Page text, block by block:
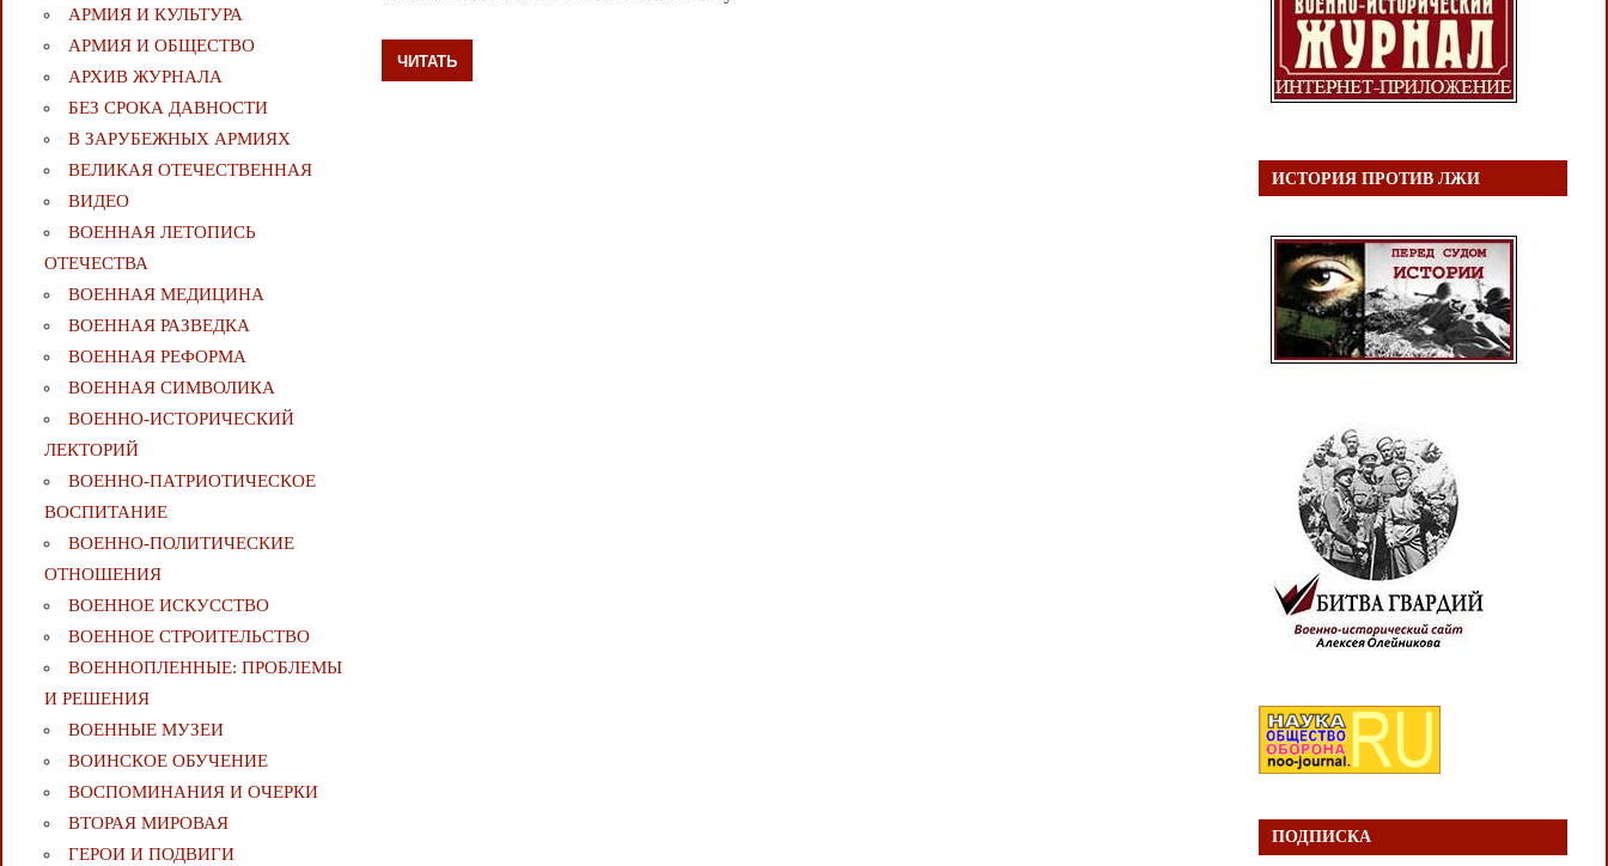
ЧИТАТЬ
АРМИЯ И КУЛЬТУРА
АРМИЯ И ОБЩЕСТВО
АРХИВ ЖУРНАЛА
БЕЗ СРОКА ДАВНОСТИ
В ЗАРУБЕЖНЫХ АРМИЯХ
ВЕЛИКАЯ ОТЕЧЕСТВЕННАЯ
ВИДЕО
ВОЕННАЯ ЛЕТОПИСЬ
ОТЕЧЕСТВА
ВОЕННАЯ МЕДИЦИНА
ВОЕННАЯ РАЗВЕДКА
ВОЕННАЯ РЕФОРМА
ВОЕННАЯ СИМВОЛИКА
ВОЕННО-ИСТОРИЧЕСКИЙ
ЛЕКТОРИЙ
ВОЕННО-ПАТРИОТИЧЕСКОЕ
ВОСПИТАНИЕ
ВОЕННО-ПОЛИТИЧЕСКИE
ОТНОШЕНИЯ
ВОЕННОЕ ИСКУССТВО
ВОЕННОЕ СТРОИТЕЛЬСТВО
ВОЕННОПЛЕННЫЕ: ПРОБЛЕМЫ
И РЕШЕНИЯ
ВОЕННЫЕ МУЗЕИ
ВОИНСКОЕ ОБУЧЕНИЕ
ВОСПОМИНАНИЯ И ОЧЕРКИ
ВТОРАЯ МИРОВАЯ
ГЕРОИ И ПОДВИГИ
ИСТОРИЯ ПРОТИВ ЛЖИ
ПОДПИСКА